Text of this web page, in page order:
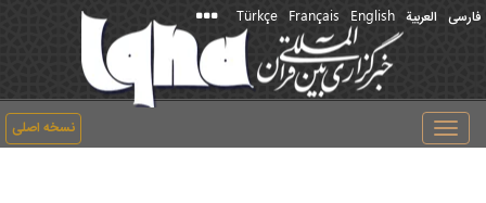
فارسی العربیة English
Français
Türkçe
نسخه اصلی
Toggle
navigation